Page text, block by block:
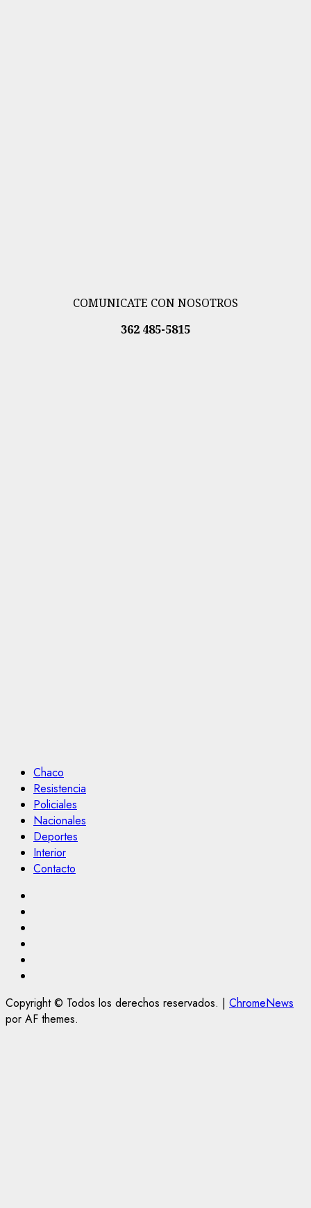
COMUNICATE CON NOSOTROS
362 485-5815
Chaco
Resistencia
Policiales
Nacionales
Deportes
Interior
Contacto
Copyright © Todos los derechos reservados. | ChromeNews
por AF themes.